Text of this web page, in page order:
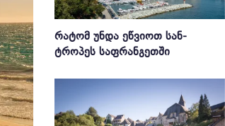
ᲠᲐᲢᲝᲛ ᲣᲜᲓᲐ ᲔᲬᲕᲘᲝᲗ ᲡᲐᲜ-
ᲢᲠᲝᲞᲔᲡ ᲡᲐᲤᲠᲐᲜᲒᲔᲗᲨᲘ